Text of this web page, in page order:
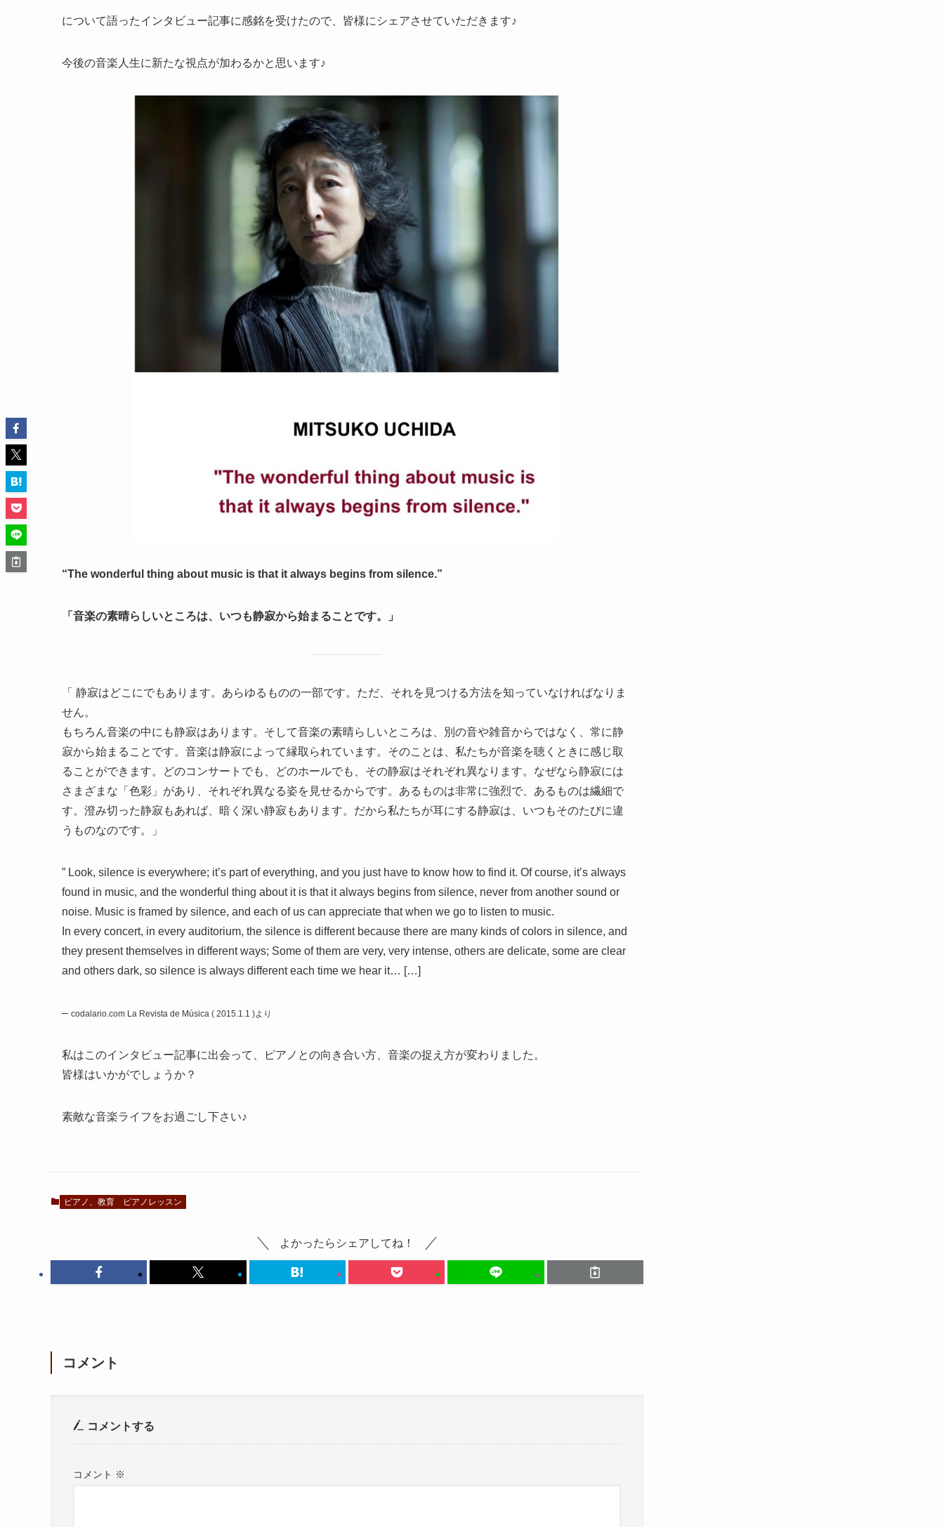
について語ったインタビュー記事に感銘を受けたので、皆様にシェアさせていただきます♪
今後の音楽人生に新たな視点が加わるかと思います♪
“The wonderful thing about music is that it always begins from silence.”
「音楽の素晴らしいところは、いつも静寂から始まることです。」
「 静寂はどこにでもあります。あらゆるものの一部です。ただ、それを見つける方法を知っていなければなりま
せん。
もちろん音楽の中にも静寂はあります。そして音楽の素晴らしいところは、別の音や雑音からではなく、常に静
寂から始まることです。音楽は静寂によって縁取られています。そのことは、私たちが音楽を聴くときに感じ取
ることができます。どのコンサートでも、どのホールでも、その静寂はそれぞれ異なります。なぜなら静寂には
さまざまな「色彩」があり、それぞれ異なる姿を見せるからです。あるものは非常に強烈で、あるものは繊細で
す。澄み切った静寂もあれば、暗く深い静寂もあります。だから私たちが耳にする静寂は、いつもそのたびに違
うものなのです。」
” Look, silence is everywhere; it’s part of everything, and you just have to know how to find it. Of course, it’s always
found in music, and the wonderful thing about it is that it always begins from silence, never from another sound or
noise. Music is framed by silence, and each of us can appreciate that when we go to listen to music.
In every concert, in every auditorium, the silence is different because there are many kinds of colors in silence, and
they present themselves in different ways; Some of them are very, very intense, others are delicate, some are clear
and others dark, so silence is always different each time we hear it… […]
– codalario.com La Revista de Música ( 2015.1.1 )より
私はこのインタビュー記事に出会って、ピアノとの向き合い方、音楽の捉え方が変わりました。
皆様はいかがでしょうか？
素敵な音楽ライフをお過ごし下さい♪
ピアノ、教育 ピアノレッスン
よかったらシェアしてね！
コメント
コメントする
コメント ※